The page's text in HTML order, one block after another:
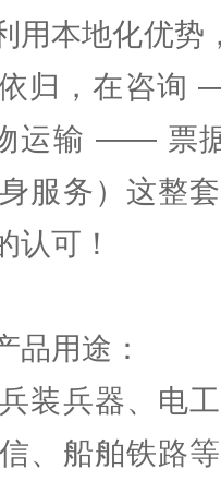
用本地化优势
依归，在咨
运输 —— 票
服务）这整
认可！
品用途：
装兵器、电
、船舶铁路